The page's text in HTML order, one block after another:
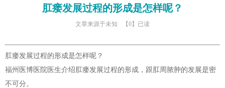
肛瘘发展过程的形成是怎样呢？
文章来源于未知 【0】已读
肛瘘发展过程的形成是怎样呢？
福州医博医院医生介绍肛瘘发展过程的形成，跟肛周脓肿的发展是密
不可分。